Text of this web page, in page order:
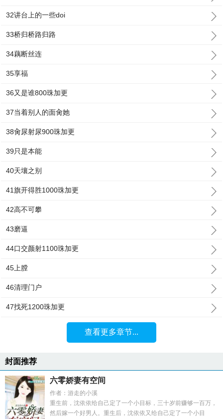
32讲台上的一些doi
33桥归桥路归路
34藕断丝连
35享福
36又是谁800珠加更
37当着别人的面肏她
38肏尿射尿900珠加更
39只是本能
40天壤之别
41旗开得胜1000珠加更
42高不可攀
43磨逼
44口交颜射1100珠加更
45上膛
46清理门户
47找死1200珠加更
查看更多章节...
封面推荐
六零娇妻有空间
作者：游走的小溪
重生前，沈依依给自己定了一个小目标，三十岁前赚够一百万，
然后嫁一个好男人。重生后，沈依依又给自己定了一个小目